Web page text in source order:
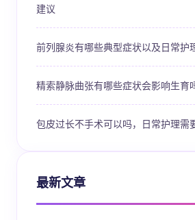
建议
前列腺炎有哪些典型症状以及日常护
精索静脉曲张有哪些症状会影响生育
包皮过长不手术可以吗，日常护理需
最新文章